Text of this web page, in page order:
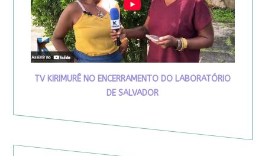
TV KIRIMURÊ NO ENCERRAMENTO DO LABORATÓRIO
DE SALVADOR